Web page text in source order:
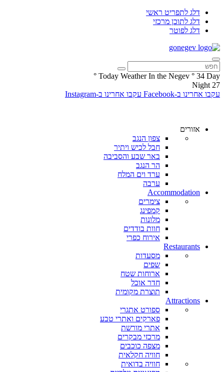
דלג לתפריט ראשי
דלג לתוכן מרכזי
דלג לפוטר
Today Weather In the Negev ° 34 Day
°
27
Night
עקבו אחרינו ב-Facebook
עקבו אחרינו ב-Instagram
אזורים
צפון הנגב
חבל לכיש ויתיר
באר שבע והסביבה
הר הנגב
ערד וים המלח
ערבה
Accommodation
צימרים
קמפינג
מלונות
חוות בודדים
אירוח כפרי
Restaurants
מסעדות
שפים
ארוחות שטח
חדר אוכל
תוצרת מקומית
Attractions
ספורט אתגרי
פארקים ואתרי טבע
אתרי מורשת
מרכזי מבקרים
מצפה כוכבים
חוויה חקלאית
חוויה בדואית